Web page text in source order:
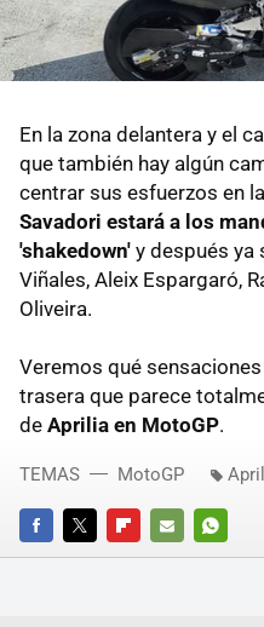
En la zona delantera y el
que también hay algún
centrar sus esfuerzos en
Savadori estará a los
'shakedown' y después ya
Viñales, Aleix Espargaró,
Oliveira.
Veremos qué
trasera que parece
de Aprilia en MotoGP.
FACEBOOKTWITTERFLIPBOARD
E-
TEMAS MotoGP